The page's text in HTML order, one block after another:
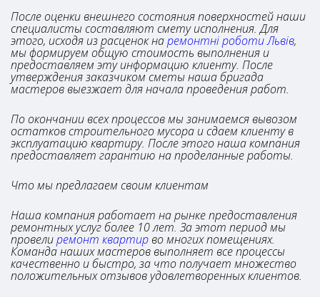
После оценки внешнего состояния поверхностей наши
специалисты составляют смету исполнения. Для
этого, исходя из расценок наремонтні роботи Львів,
мы формируем общую стоимость выполнения и
предоставляем эту информацию клиенту. После
утверждения заказчиком сметы наша бригада
мастеров выезжает для начала проведения работ.
По окончании всех процессов мы занимаемся вывозом
остатков строительного мусора и сдаем клиенту в
эксплуатацию квартиру. После этого наша компания
предоставляет гарантию на проделанные работы.
Что мы предлагаем своим клиентам
Наша компания работает на рынке предоставления
ремонтных услуг более 10 лет. За этот период мы
провелиремонт квартир во многих помещениях.
Команда наших мастеров выполняет все процессы
качественно и быстро, за что получает множество
положительных отзывов удовлетворенных клиентов.